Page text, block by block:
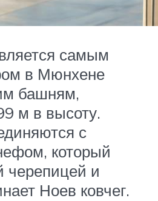
самым
в Мюнхене
башням,
м в высоту.
с
который
черепицей и
Ноев ковчег.